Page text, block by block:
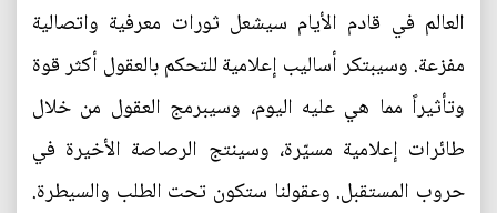
العالم في‮ ‬قادم الأيام سيشعل ثورات معرفية واتصالية
مفزعة‮. ‬وسيبتكر أساليب إعلامية للتحكم بالعقول أكثر قوة
وتأثيراً‮ ‬مما هي‮ ‬عليه اليوم،‮ ‬وسيبرمج العقول من خلال
طائرات إعلامية مسيّرة،‮ ‬وسينتج الرصاصة الأخيرة في‮
‬حروب المستقبل‮. ‬وعقولنا ستكون تحت الطلب والسيطرة‮.